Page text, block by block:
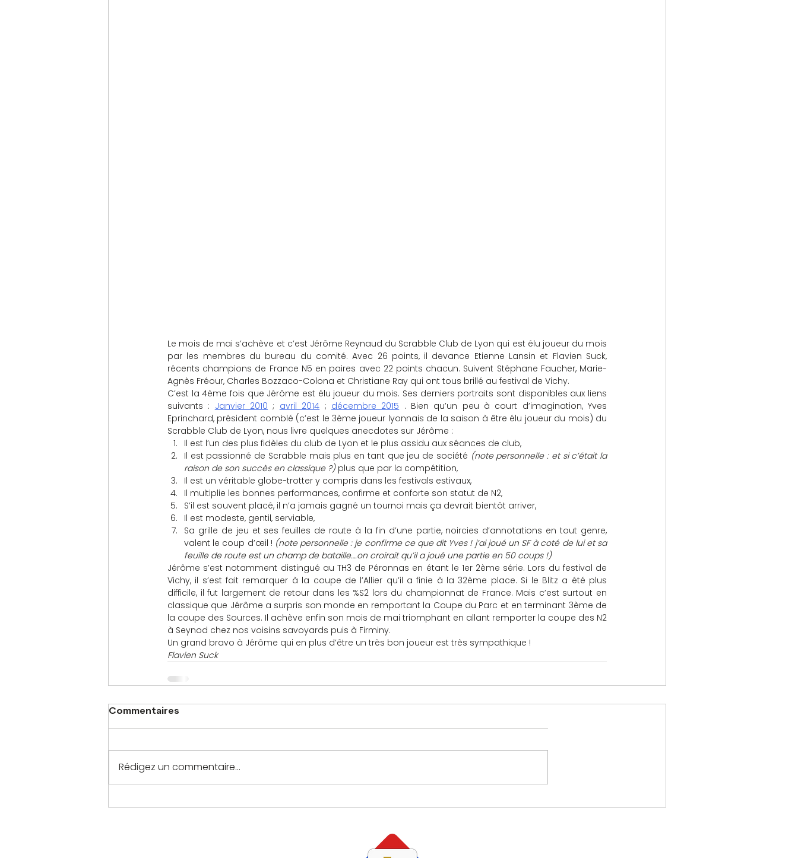
Le mois de mai s’achève et c’est Jérôme Reynaud du Scrabble Club de Lyon qui est élu joueur du mois
par les membres du bureau du comité. Avec 26 points, il devance Etienne Lansin et Flavien Suck,
récents champions de France N5 en paires avec 22 points chacun. Suivent Stéphane Faucher, Marie-
Agnès Fréour, Charles Bozzaco-Colona et Christiane Ray qui ont tous brillé au festival de Vichy.
C’est la 4ème fois que Jérôme est élu joueur du mois. Ses derniers portraits sont disponibles aux liens
suivants : Janvier 2010 ; avril 2014 ; décembre 2015 . Bien qu’un peu à court d’imagination, Yves
Eprinchard, président comblé (c’est le 3ème joueur lyonnais de la saison à être élu joueur du mois) du
Scrabble Club de Lyon, nous livre quelques anecdotes sur Jérôme :
Il est l’un des plus fidèles du club de Lyon et le plus assidu aux séances de club,
Il est passionné de Scrabble mais plus en tant que jeu de société (note personnelle : et si c’était la
raison de son succès en classique ?) plus que par la compétition,
Il est un véritable globe-trotter y compris dans les festivals estivaux,
Il multiplie les bonnes performances, confirme et conforte son statut de N2,
S’il est souvent placé, il n’a jamais gagné un tournoi mais ça devrait bientôt arriver,
Il est modeste, gentil, serviable,
Sa grille de jeu et ses feuilles de route à la fin d’une partie, noircies d’annotations en tout genre,
valent le coup d’œil ! (note personnelle : je confirme ce que dit Yves ! j’ai joué un SF à coté de lui et sa
feuille de route est un champ de bataille….on croirait qu’il a joué une partie en 50 coups !)
Jérôme s’est notamment distingué au TH3 de Péronnas en étant le 1er 2ème série. Lors du festival de
Vichy, il s’est fait remarquer à la coupe de l’Allier qu’il a finie à la 32ème place. Si le Blitz a été plus
difficile, il fut largement de retour dans les %S2 lors du championnat de France. Mais c’est surtout en
classique que Jérôme a surpris son monde en remportant la Coupe du Parc et en terminant 3ème de
la coupe des Sources. Il achève enfin son mois de mai triomphant en allant remporter la coupe des N2
à Seynod chez nos voisins savoyards puis à Firminy.
Un grand bravo à Jérôme qui en plus d’être un très bon joueur est très sympathique !
Flavien Suck
Commentaires
Rédigez un commentaire...